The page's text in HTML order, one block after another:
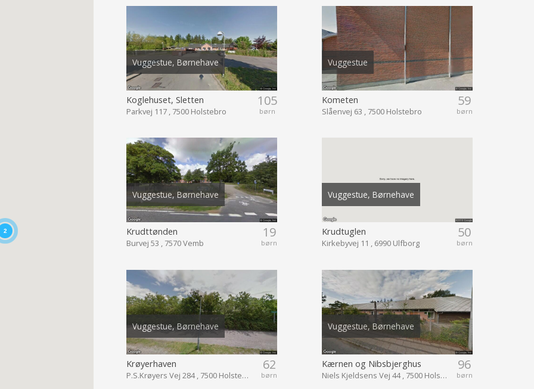
2
Vuggestue, Børnehave
105
børn
Koglehuset, Sletten
Parkvej 117 , 7500 Holstebro
Vuggestue
59
børn
Kometen
Slåenvej 63 , 7500 Holstebro
Vuggestue, Børnehave
19
børn
Krudttønden
Burvej 53 , 7570 Vemb
Vuggestue, Børnehave
50
børn
Krudtuglen
Kirkebyvej 11 , 6990 Ulfborg
Vuggestue, Børnehave
62
børn
Krøyerhaven
P.S.Krøyers Vej 284 , 7500 Holstebro
Vuggestue, Børnehave
96
børn
Kærnen og Nibsbjerghus
Niels Kjeldsens Vej 44 , 7500 Holstebro